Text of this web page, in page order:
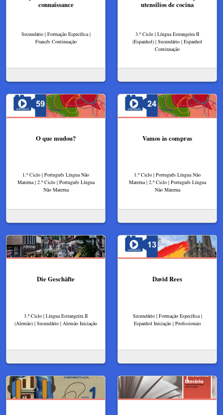
connaissance
Secundário | Formação Específica |
Francês Continuação
utensilios de cocina
3.º Ciclo | Língua Estrangeira II
(Espanhol) | Secundário | Espanhol
Continuação
O que mudou?
1.º Ciclo | Português Língua Não
Materna | 2.º Ciclo | Português Língua
Não Materna
Vamos às compras
1.º Ciclo | Português Língua Não
Materna | 2.º Ciclo | Português Língua
Não Materna
Die Geschäfte
3.º Ciclo | Língua Estrangeira II
(Alemão) | Secundário | Alemão Iniciação
David Rees
Secundário | Formação Específica |
Espanhol Iniciação | Profissionais